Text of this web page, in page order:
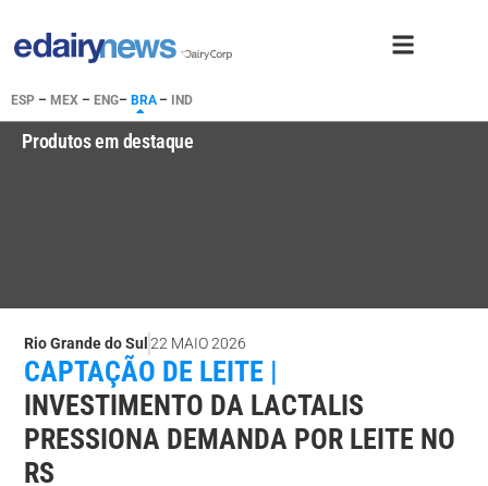
ESP – MEX – ENG– BRA– IND
Produtos em destaque
Rio Grande do Sul 22 MAIO 2026
CAPTAÇÃO DE LEITE |
INVESTIMENTO DA LACTALIS
PRESSIONA DEMANDA POR LEITE NO
RS